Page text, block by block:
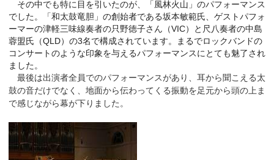
その中でも特に目を引いたのが、「風林火山」のパフォーマンス
でした。「和太鼓竜胆」の創始者である坂本敏範氏、ゲストパフォ
ーマーの津軽三味線奏者の只野徳子さん（VIC）と尺八奏者の中島
蓉盟氏（QLD）の3名で構成されています。まるでロックバンドの
コンサートのような印象を与えるパフォーマンスにとても魅了され
ました。
最後は出演者全員でのパフォーマンスがあり、耳から聞こえる太
鼓の音だけでなく、地面から伝わってくる振動を足元から頭の上ま
で感じながら幕が下りました。